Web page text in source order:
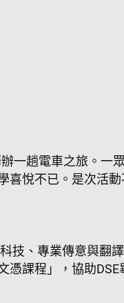
一趟電車之旅。一
喜悅不已。是次活
技、專業傳意與翻
課程」，協助